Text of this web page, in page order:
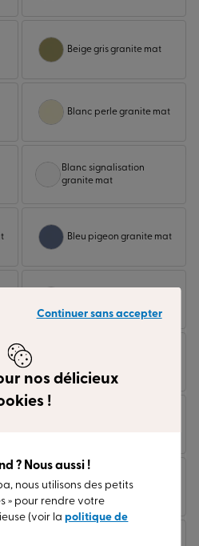
Beige gris granite mat
Blanc perle granite mat
Blanc signalisation
granite mat
Bleu pigeon granite mat
Futura 2100 noir sable
Continuer sans accepter
nos délicieux
!
? Nous aussi !
nous utilisons des petits
» pour rendre votre
(voir lapolitique de